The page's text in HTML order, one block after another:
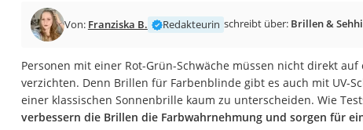
Katzenklappe (Chip)
Masturbator
Massagepistole
Epilierer
Von: Franziska B. Redakteurin schreibt über: Brillen &
Personen mit einer Rot-Grün-Schwäche müssen nicht direkt
verzichten. Denn Brillen für Farbenblinde gibt es auch mit UV-
einer klassischen Sonnenbrille kaum zu unterscheiden. Wie
verbessern die Brillen die Farbwahrnehmung und sorgen für